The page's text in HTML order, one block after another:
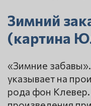
Зимний
(картина
«Зимние
указывает на
рода фон Клевер.